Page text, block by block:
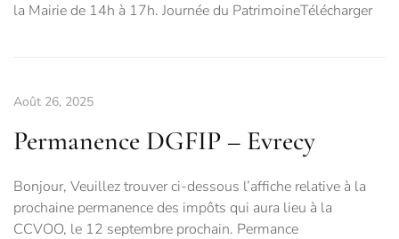
la Mairie de 14h à 17h. Journée du PatrimoineTélécharger
Août 26, 2025
Permanence DGFIP – Evrecy
Bonjour, Veuillez trouver ci-dessous l’affiche relative à la
prochaine permanence des impôts qui aura lieu à la
CCVOO, le 12 septembre prochain. Permance